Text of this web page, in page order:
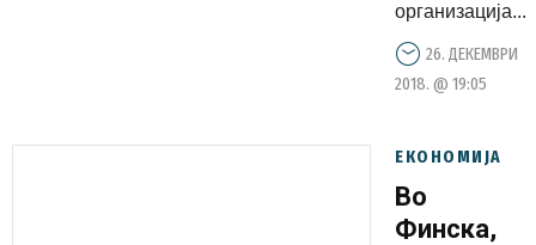
организација...
26. ДЕКЕМВРИ
2018. @ 19:05
ЕКОНОМИЈА
Во
Финска,